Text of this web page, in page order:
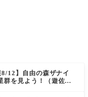
8/12】自由の森ザナイ
群を見よう！（遊佐